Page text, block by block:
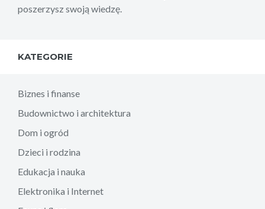
poszerzysz swoją wiedzę.
KATEGORIE
Biznes i finanse
Budownictwo i architektura
Dom i ogród
Dzieci i rodzina
Edukacja i nauka
Elektronika i Internet